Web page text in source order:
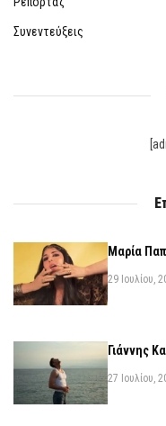
Συνεντεύξεις
Μαρία
29 Ιουλίου,
Γιάννης
27 Ιουλίου,